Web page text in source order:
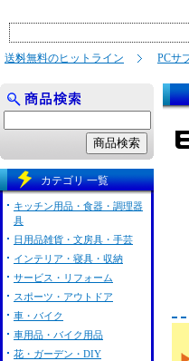
送料無料のヒットライン PCサ
カテゴリ 一覧
キッチン用品・食器・調理器
具
日用品雑貨・文房具・手芸
インテリア・寝具・収納
サービス・リフォーム
スポーツ・アウトドア
車・バイク
車用品・バイク用品
花・ガーデン・DIY